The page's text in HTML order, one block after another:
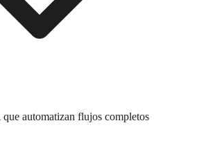
automatizan flujos completos